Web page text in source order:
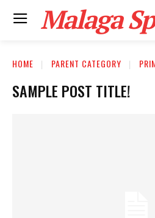
Malaga
HOME PARENT CATEGORY
SAMPLE POST TITLE!